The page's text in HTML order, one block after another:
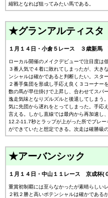
縮戦となれば狙ってみたい馬である。
★グランアルティスタ
１月１４日・小倉５レース ３歳新馬
ローカル開催のメイクデビューで注目度は
３番人気で４着に敗れてしまったが、大き
ンシャルは確かであると判断したい。スタ
２番手集団を形成し手応え良く３コーナー
数の馬が早仕掛けで上昇し、合わせてスパ
逸走気味となりズルズルと後退してしまう
気に先団から遅れをとってしまった。手応
言える。しかし直線では最内から再加速し
12.2-11.7秒とラップが上がった所でブレ
ができていたと想定できる。次走は確勝級
★アーバンシック
１月１４日・中山１１レース 京成
重賞初制覇には至らなかったが素晴らしい
２戦２勝と高いポテンシャルは確かである